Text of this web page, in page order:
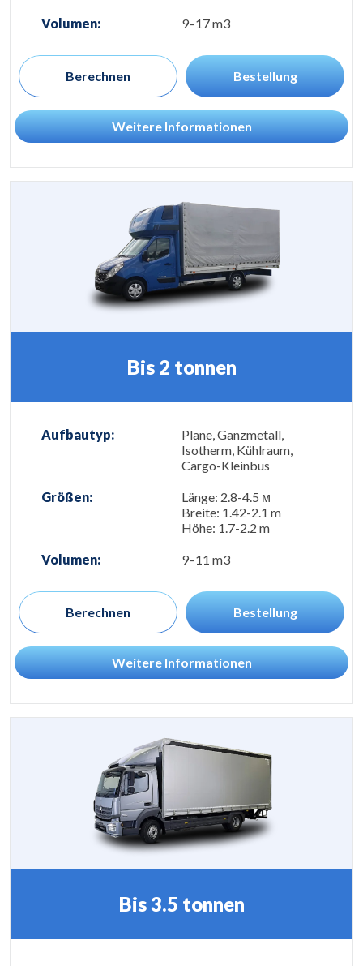
Volumen: 9–17 m3
Berechnen Bestellung
Weitere Informationen
Bis 2 tonnen
Aufbautyp:
Plane, Ganzmetall,
Isotherm, Kühlraum,
Cargo-Kleinbus
Größen:
Länge: 2.8-4.5 м
Breite: 1.42-2.1 m
Höhe: 1.7-2.2 m
Volumen: 9–11 m3
Berechnen Bestellung
Weitere Informationen
Bis 3.5 tonnen